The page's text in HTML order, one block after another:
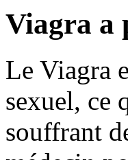
Viagra a
Le Viagra
sexuel, ce
souffrant